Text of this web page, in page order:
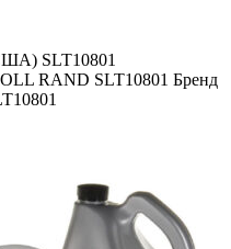
SLT10801
RAND SLT10801 Бренд